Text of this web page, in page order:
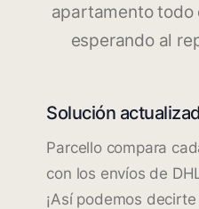
apartamento todo
esperando al
Solución
Parcello compara
con los envíos de
¡Así podemos